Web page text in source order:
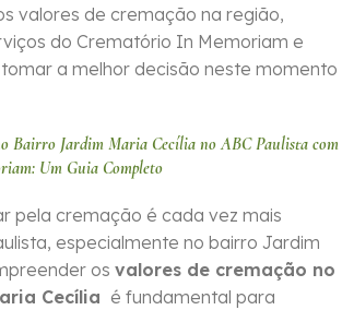
valores de cremação na região,
do Crematório In Memoriam e
a melhor decisão neste momento
Bairro Jardim Maria Cecília no ABC Paulista com
Um Guia Completo
pela cremação é cada vez mais
especialmente no bairro Jardim
os valores de cremação no
Cecília é fundamental para